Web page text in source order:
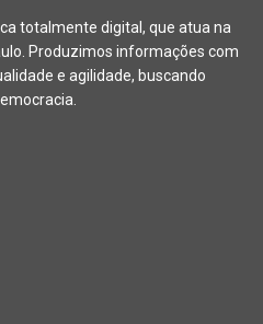
totalmente digital, que atua na
Produzimos informações com
e agilidade, buscando